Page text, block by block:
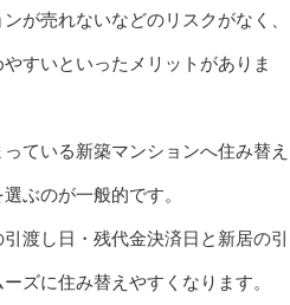
が売れないなどのリスクがなく、
すいといったメリットがありま
ている新築マンションへ住み替え
ぶのが一般的です。
渡し日・残代金決済日と新居の引
ズに住み替えやすくなります。